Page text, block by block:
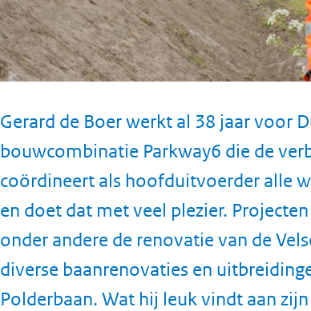
Gerard de Boer werkt al 38 jaar voor
bouwcombinatie Parkway6 die de
coördineert als hoofduitvoerder alle
en doet dat met veel plezier.
onder andere de renovatie van de
diverse baanrenovaties en
Polderbaan. Wat hij leuk vindt aan